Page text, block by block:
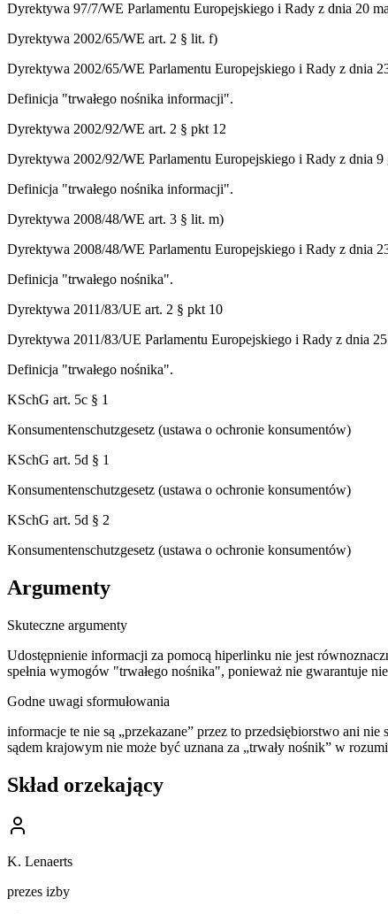
Dyrektywa 97/7/WE Parlamentu Europejskiego i Rady z dnia 20
Dyrektywa 2002/65/WE art. 2 § lit. f)
Dyrektywa 2002/65/WE Parlamentu Europejskiego i Rady z dnia
Definicja "trwałego nośnika informacji".
Dyrektywa 2002/92/WE art. 2 § pkt 12
Dyrektywa 2002/92/WE Parlamentu Europejskiego i Rady z dnia
Definicja "trwałego nośnika informacji".
Dyrektywa 2008/48/WE art. 3 § lit. m)
Dyrektywa 2008/48/WE Parlamentu Europejskiego i Rady z dnia
Definicja "trwałego nośnika".
Dyrektywa 2011/83/UE art. 2 § pkt 10
Dyrektywa 2011/83/UE Parlamentu Europejskiego i Rady z dnia
Definicja "trwałego nośnika".
KSchG art. 5c § 1
Konsumentenschutzgesetz (ustawa o ochronie konsumentów)
KSchG art. 5d § 1
Konsumentenschutzgesetz (ustawa o ochronie konsumentów)
KSchG art. 5d § 2
Konsumentenschutzgesetz (ustawa o ochronie konsumentów)
Argumenty
Skuteczne argumenty
Udostępnienie informacji za pomocą hiperlinku nie jest
spełnia wymogów "trwałego nośnika", ponieważ nie gwarantuje
Godne uwagi sformułowania
informacje te nie są „przekazane” przez to przedsiębiorstwo ani
sądem krajowym nie może być uznana za „trwały nośnik” w
Skład orzekający
K. Lenaerts
prezes izby